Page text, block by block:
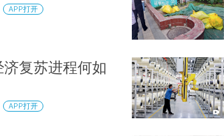
APP打开
复苏进程何如
APP打开